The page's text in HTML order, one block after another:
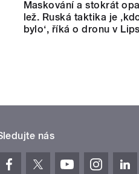
Certifikováno